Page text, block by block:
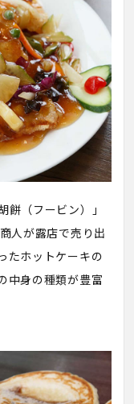
餅（フービン）」
人が露店で売り出
たホットケーキの
中身の種類が豊富